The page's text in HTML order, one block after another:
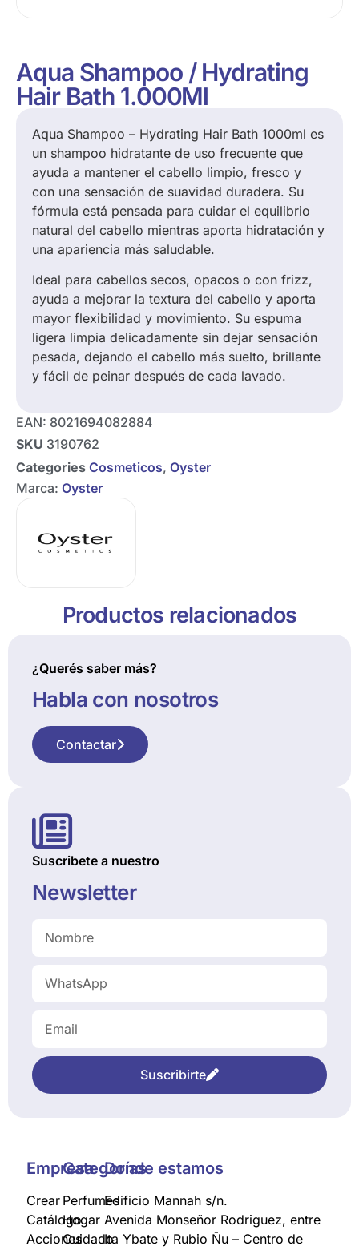
Aqua Shampoo / Hydrating
Hair Bath 1.000Ml
Aqua Shampoo – Hydrating Hair Bath 1000ml es
un shampoo hidratante de uso frecuente que
ayuda a mantener el cabello limpio, fresco y
con una sensación de suavidad duradera. Su
fórmula está pensada para cuidar el equilibrio
natural del cabello mientras aporta hidratación y
una apariencia más saludable.
Ideal para cabellos secos, opacos o con frizz,
ayuda a mejorar la textura del cabello y aporta
mayor flexibilidad y movimiento. Su espuma
ligera limpia delicadamente sin dejar sensación
pesada, dejando el cabello más suelto, brillante
y fácil de peinar después de cada lavado.
EAN: 8021694082884
SKU 3190762
Categories Cosmeticos, Oyster
Marca: Oyster
Productos relacionados
¿Querés saber más?
Habla con nosotros
Contactar
Suscribete a nuestro
Newsletter
Suscribirte
Empresa
Crear
Catálogo
Acciones
Categorías
Perfumes
Hogar
Cuidado
Donde estamos
Edificio Mannah s/n.
Avenida Monseñor Rodriguez, entre
Ita Ybate y Rubio Ñu – Centro de